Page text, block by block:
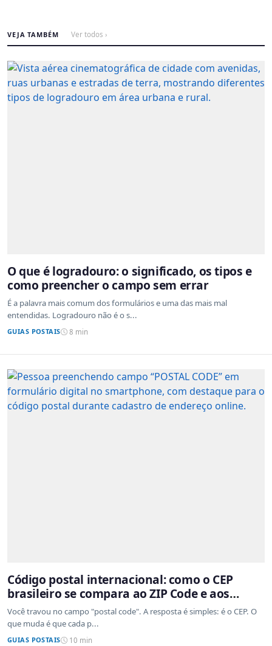
VEJA TAMBÉM Ver todos ›
O que é logradouro: o significado, os tipos e
como preencher o campo sem errar
É a palavra mais comum dos formulários e uma das mais mal
entendidas. Logradouro não é o s...
GUIAS POSTAIS 8 min
Código postal internacional: como o CEP
brasileiro se compara ao ZIP Code e aos
sistemas de outros países
Você travou no campo "postal code". A resposta é simples: é o CEP. O
que muda é que cada p...
GUIAS POSTAIS 10 min